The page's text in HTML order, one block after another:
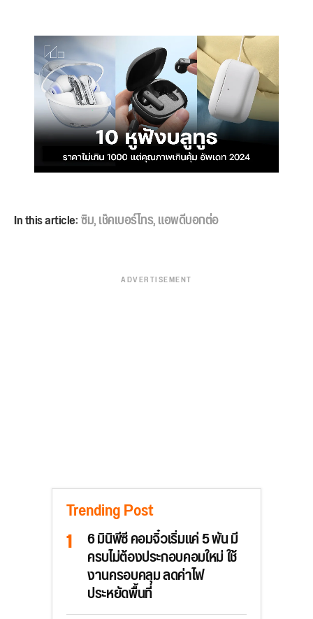
In this article:ซิม,เช็คเบอร์โทร,แอพดีบอกต่อ
ADVERTISEMENT
Trending Post
6 มินิพีซี คอมจิ๋วเริ่มแค่ 5 พัน มี
ครบไม่ต้องประกอบคอมใหม่ ใช้
งานครอบคลุม ลดค่าไฟ
ประหยัดพื้นที่